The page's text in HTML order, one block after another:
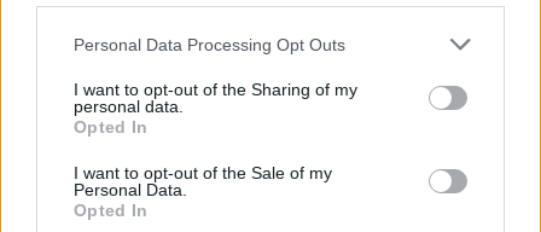
Please note that this website/app uses one or more Google
not limited to your visit or usage behaviour. You may click to
grant or deny consent to Google and its third-party tags to
use your data for below specified purposes in below Google
consent section.
Personal Data Processing Opt Outs
I want to opt-out of the Sharing of my
personal data.
Opted In
I want to opt-out of the Sale of my
Personal Data.
Opted In